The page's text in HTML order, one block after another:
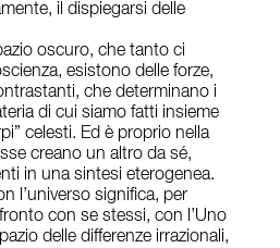
il dispiegarsi delle
oscuro, che tanto ci
esistono delle forze,
che determinano i
di cui siamo fatti insieme
celesti. Ed è proprio nella
creano un altro da sé,
in una sintesi eterogenea.
l’universo significa, per
con se stessi, con l’Uno
delle differenze irrazionali,